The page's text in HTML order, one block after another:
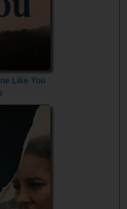
Like You